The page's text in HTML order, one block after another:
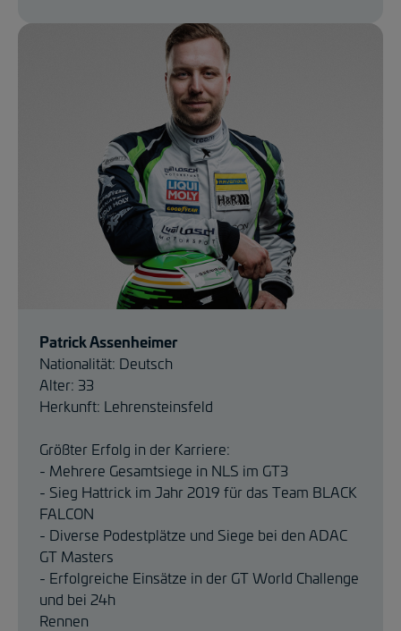
Patrick Assenheimer
Nationalität: Deutsch
Alter: 33
Herkunft: Lehrensteinsfeld
Größter Erfolg in der Karriere:
- Mehrere Gesamtsiege in NLS im GT3
- Sieg Hattrick im Jahr 2019 für das Team BLACK
FALCON
- Diverse Podestplätze und Siege bei den ADAC
GT Masters
- Erfolgreiche Einsätze in der GT World Challenge
und bei 24h
Rennen